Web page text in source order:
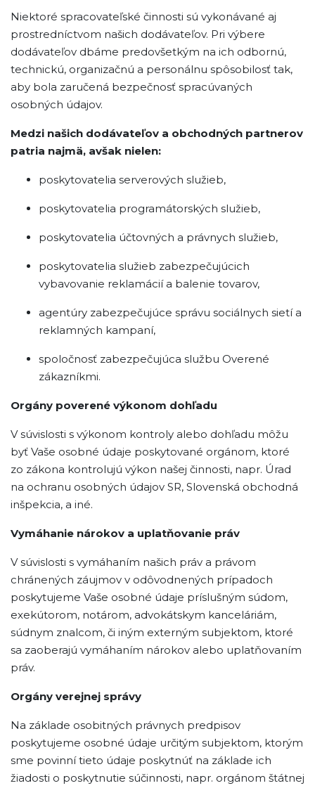
Niektoré spracovateľské činnosti sú vykonávané aj
prostredníctvom našich dodávateľov. Pri výbere
dodávateľov dbáme predovšetkým na ich odbornú,
technickú, organizačnú a personálnu spôsobilosť tak,
aby bola zaručená bezpečnosť spracúvaných
osobných údajov.
Medzi našich dodávateľov a obchodných partnerov
patria najmä, avšak nielen:
poskytovatelia serverových služieb,
poskytovatelia programátorských služieb,
poskytovatelia účtovných a právnych služieb,
poskytovatelia služieb zabezpečujúcich
vybavovanie reklamácií a balenie tovarov,
agentúry zabezpečujúce správu sociálnych sietí a
reklamných kampaní,
spoločnosť zabezpečujúca službu Overené
zákazníkmi.
Orgány poverené výkonom dohľadu
V súvislosti s výkonom kontroly alebo dohľadu môžu
byť Vaše osobné údaje poskytované orgánom, ktoré
zo zákona kontrolujú výkon našej činnosti, napr. Úrad
na ochranu osobných údajov SR, Slovenská obchodná
inšpekcia, a iné.
Vymáhanie nárokov a uplatňovanie práv
V súvislosti s vymáhaním našich práv a právom
chránených záujmov v odôvodnených prípadoch
poskytujeme Vaše osobné údaje príslušným súdom,
exekútorom, notárom, advokátskym kanceláriám,
súdnym znalcom, či iným externým subjektom, ktoré
sa zaoberajú vymáhaním nárokov alebo uplatňovaním
práv.
Orgány verejnej správy
Na základe osobitných právnych predpisov
poskytujeme osobné údaje určitým subjektom, ktorým
sme povinní tieto údaje poskytnúť na základe ich
žiadosti o poskytnutie súčinnosti, napr. orgánom štátnej